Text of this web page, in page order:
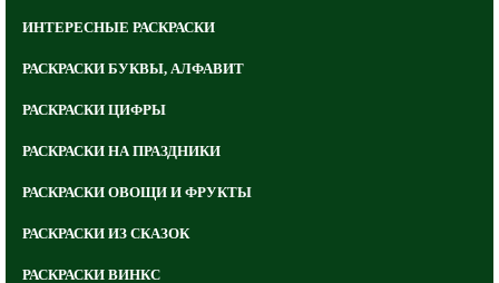
ИНТЕРЕСНЫЕ РАСКРАСКИ
РАСКРАСКИ БУКВЫ, АЛФАВИТ
РАСКРАСКИ ЦИФРЫ
РАСКРАСКИ НА ПРАЗДНИКИ
РАСКРАСКИ ОВОЩИ И ФРУКТЫ
РАСКРАСКИ ИЗ СКАЗОК
РАСКРАСКИ ВИНКС